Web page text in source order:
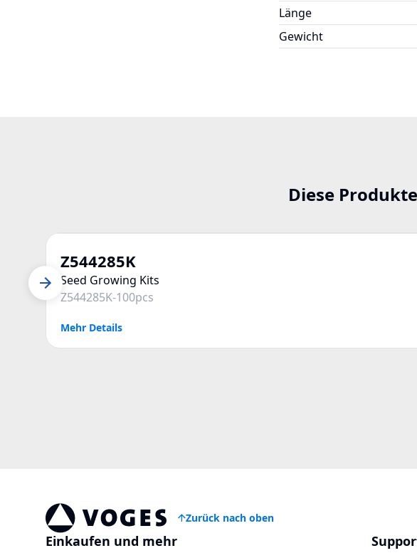
Länge
Gewicht
Diese
Z544285K
Seed Growing Kits
Z544285K-100pcs
Mehr Details
Voges Online Store
Zurück nach oben
Einkaufen und mehr